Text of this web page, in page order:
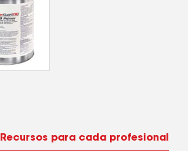
Recursos para cada profesional